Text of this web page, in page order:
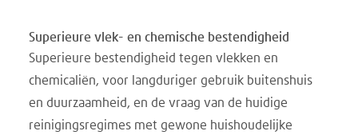
Superieure vlek- en chemische bestendigheid
Superieure bestendigheid tegen vlekken en
chemicaliën, voor langduriger gebruik buitenshuis
en duurzaamheid, en de vraag van de huidige
reinigingsregimes met gewone huishoudelijke